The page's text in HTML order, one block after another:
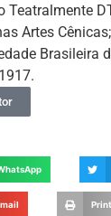
Teatralmente
Artes
Brasileira
Print